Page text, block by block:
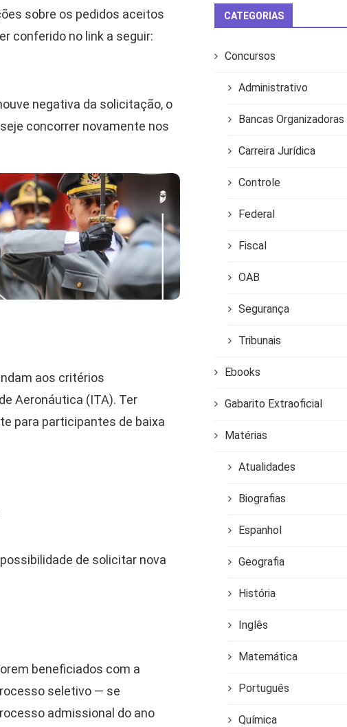
sobre os pedidos aceitos
conferido no link a seguir:
negativa da solicitação, o
concorrer novamente nos
aos critérios
Aeronáutica (ITA). Ter
para participantes de baixa
de solicitar nova
beneficiados com a
seletivo — se
admissional do ano
CATEGORIAS
Concursos
Administrativo
Bancas Organizadoras
Carreira Jurídica
Controle
Federal
Fiscal
OAB
Segurança
Tribunais
Ebooks
Gabarito Extraoficial
Matérias
Atualidades
Biografias
Espanhol
Geografia
História
Inglês
Matemática
Português
Química